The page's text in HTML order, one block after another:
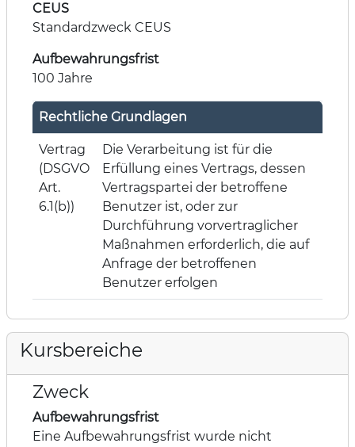
CEUS
Standardzweck CEUS
Aufbewahrungsfrist
100 Jahre
Rechtliche Grundlagen
Vertrag
(DSGVO
Art.
6.1(b))
Die Verarbeitung ist für die
Erfüllung eines Vertrags, dessen
Vertragspartei der betroffene
Benutzer ist, oder zur
Durchführung vorvertraglicher
Maßnahmen erforderlich, die auf
Anfrage der betroffenen
Benutzer erfolgen
Kursbereiche
Zweck
Aufbewahrungsfrist
Eine Aufbewahrungsfrist wurde nicht